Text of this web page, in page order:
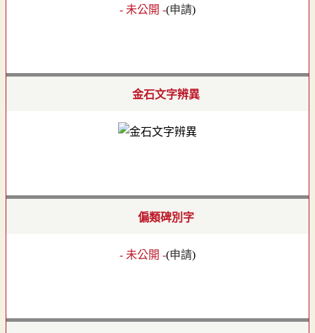
- 未公開 -(申請)
金石文字辨異
偏類碑別字
- 未公開 -(申請)